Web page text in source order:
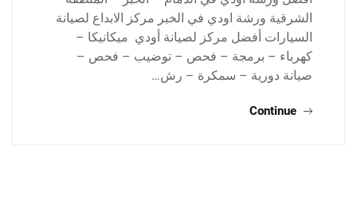
الشرقية ورشة اودي في الخبر مركز الابداع لصيانة
السيارات أفضل مركز لصيانة أودي ميكانيكا –
كهرباء – برمجة – فحص – توضيب – فحص –
صيانة دورية – سمكرة – رش…
Continue